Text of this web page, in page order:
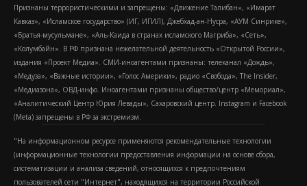
Признаны террористическими и запрещены: «Движение Талибан», «Имарат
Кавказ», «Исламское государство» (ИГ, ИГИЛ), Джебхад-ан-Нусра, «АУМ Синрике»,
«Братья-мусульмане», «Аль-Каида в странах исламского Магриба», «Сеть»,
«Колумбайн». В РФ признана нежелательной деятельность «Открытой России»,
издания «Проект Медиа». СМИ-иноагентами признаны: телеканал «Дождь»,
«Медуза», «Важные истории», «Голос Америки», радио «Свобода», The Insider,
«Медиазона», ОВД-инфо. Иноагентами признаны общество/центр «Мемориал»,
«Аналитический Центр Юрия Левады», Сахаровский центр. Instagram и Facebook
(Metа) запрещены в РФ за экстремизм.
"На информационном ресурсе применяются рекомендательные технологии
(информационные технологии предоставления информации на основе сбора,
систематизации и анализа сведений, относящихся к предпочтениям
пользователей сети "Интернет", находящихся на территории Российской